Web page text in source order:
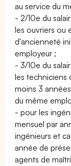
au service du
- 2/10e du
les ouvriers ou
d'ancienneté
employeur ;
- 3/10e du
les techniciens
moins 3
du même
- pour les
mensuel par
ingénieurs et
année de
agents de